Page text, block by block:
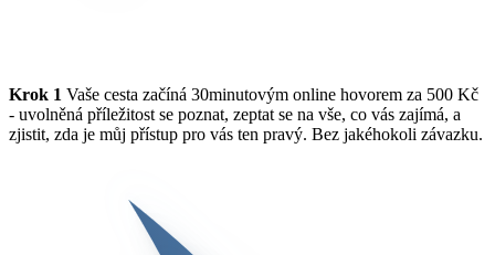
Krok 1 Vaše cesta začíná 30minutovým online hovorem za 500 Kč
- uvolněná příležitost se poznat, zeptat se na vše, co vás zajímá, a
zjistit, zda je můj přístup pro vás ten pravý. Bez jakéhokoli závazku.